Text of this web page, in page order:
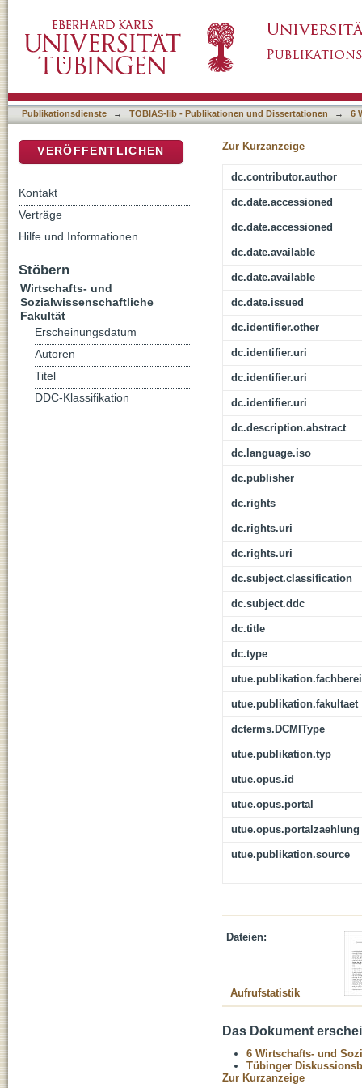
Publikationsdienste → TOBIAS-lib - Publikationen und Dissertationen → 6
Zur Kurzanzeige
dc.contributor.author
dc.date.accessioned
dc.date.accessioned
dc.date.available
dc.date.available
dc.date.issued
dc.identifier.other
dc.identifier.uri
dc.identifier.uri
dc.identifier.uri
dc.description.abstract
dc.language.iso
dc.publisher
dc.rights
dc.rights.uri
dc.rights.uri
dc.subject.classification
dc.subject.ddc
dc.title
dc.type
utue.publikation.fakultaet
dcterms.DCMIType
utue.publikation.typ
utue.opus.id
utue.opus.portal
utue.opus.portalzaehlung
utue.publikation.source
Dateien:
Aufrufstatistik
Das Dokument
6 Wirtschafts- und
Tübinger
Zur Kurzanzeige
VERÖFFENTLICHEN
Kontakt
Verträge
Hilfe und Informationen
Stöbern
Wirtschafts- und
Sozialwissenschaftliche
Fakultät
Erscheinungsdatum
Autoren
Titel
DDC-Klassifikation